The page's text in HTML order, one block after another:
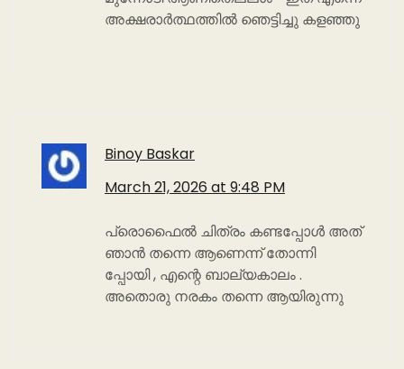
അക്ഷരാർത്ഥത്തിൽ ഞെട്ടിച്ചു കളഞ്ഞു
Binoy Baskar
March 21, 2026 at 9:48 PM
പ്രൊഫൈൽ ചിത്രം കണ്ടപ്പോൾ അത്
ഞാൻ തന്നെ ആണെന്ന് തോന്നി
പ്പോയി , എന്റെ ബാല്യകാലം .
അതൊരു നരകം തന്നെ ആയിരുന്നു